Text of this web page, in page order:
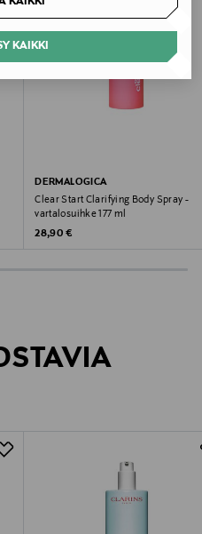
KAIKKI
Alcohol, Camphor, Zinc
HCl,
Allantoin, Citric
Sweden
DERMALOGICA
Clear Start Clarifying Body Spray -
vartalosuihke 177 ml
Original Price
28,90 €